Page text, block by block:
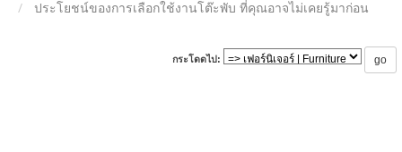
ประโยชน์ของการเลือกใช้งานโต๊ะพับ ที่คุณอาจไม่เคยรู้มาก่อน
กระโดดไป: